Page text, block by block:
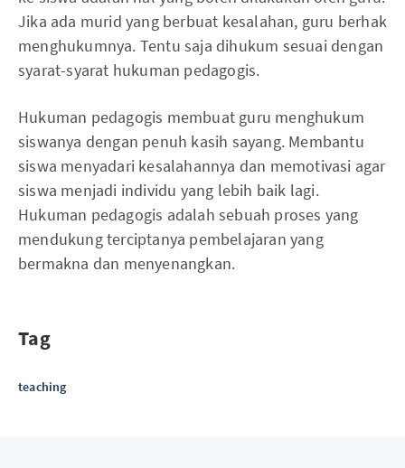
Jika ada murid yang berbuat kesalahan, guru berhak
menghukumnya. Tentu saja dihukum sesuai dengan
syarat-syarat hukuman pedagogis.
Hukuman pedagogis membuat guru menghukum
siswanya dengan penuh kasih sayang. Membantu
siswa menyadari kesalahannya dan memotivasi agar
siswa menjadi individu yang lebih baik lagi.
Hukuman pedagogis adalah sebuah proses yang
mendukung terciptanya pembelajaran yang
bermakna dan menyenangkan.
Tag
teaching